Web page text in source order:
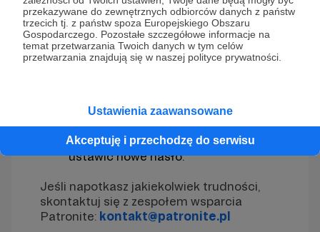
przekazywane do zewnętrznych odbiorców danych z państw
trzecich tj. z państw spoza Europejskiego Obszaru
Gospodarczego. Pozostałe szczegółowe informacje na
temat przetwarzania Twoich danych w tym celów
przetwarzania znajdują się w naszej polityce prywatności.
Ustawienia zaawansowane
Akceptuję i przechodzę do serwisu
Wpisz swój adres e-mail, który jest
powiązany z Twoim kontem
instrukcjami dotyczącymi
resetowania hasła.
Postępuj zgodnie z instrukcjami, aby
ustawić nowe hasło.
Jeśli napotkasz jakiekolwiek trudności,
skontaktuj się z zespołem wsparcia
Patronite: kontakt@patronite.pl